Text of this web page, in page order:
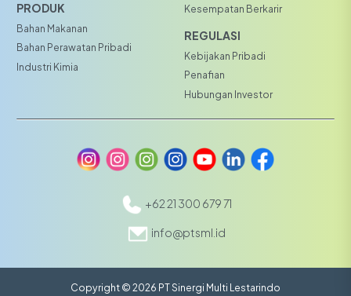
PRODUK
Bahan Makanan
Bahan Perawatan Pribadi
Industri Kimia
Kesempatan Berkarir
REGULASI
Kebijakan Pribadi
Penafian
Hubungan Investor
+62 21 300 679 71
info@ptsml.id
Copyright © 2026 PT Sinergi Multi Lestarindo